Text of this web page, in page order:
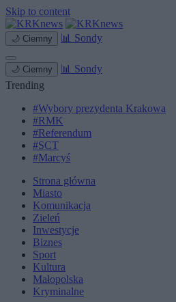
Skip to content
🌙 Ciemny 📊 Sondy
🌙 Ciemny 📊 Sondy
Trending
#Wybory prezydenta Krakowa
#RMK
#Referendum
#SCT
#Marcyś
Strona główna
Miasto
Komunikacja
Zieleń
Inwestycje
Biznes
Sport
Kultura
Małopolska
Kryminalne